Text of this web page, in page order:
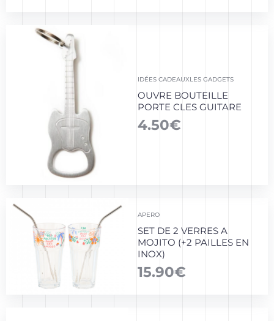
IDÉES CADEAUXLES GADGETS
OUVRE BOUTEILLE
PORTE CLES GUITARE
4.50€
APERO
SET DE 2 VERRES A
MOJITO (+2 PAILLES EN
INOX)
15.90€